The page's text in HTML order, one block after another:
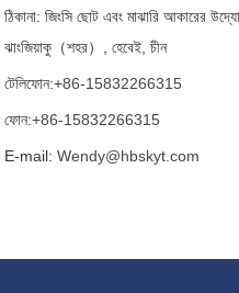
ঠিকানা: জিংসি ছোট এবং মাঝারি আকারের
ঝাংজিয়াকু（শহর）, হেবেই, চীন
টেলিফোন:+86-15832266315
ফোন:+86-15832266315
E-mail:Wendy@hbskyt.com